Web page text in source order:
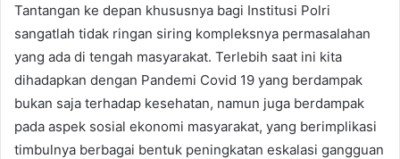
Tantangan ke depan khususnya bagi Institusi Polri
sangatlah tidak ringan siring kompleksnya permasalahan
yang ada di tengah masyarakat. Terlebih saat ini kita
dihadapkan dengan Pandemi Covid 19 yang berdampak
bukan saja terhadap kesehatan, namun juga berdampak
pada aspek sosial ekonomi masyarakat, yang berimplikasi
timbulnya berbagai bentuk peningkatan eskalasi gangguan